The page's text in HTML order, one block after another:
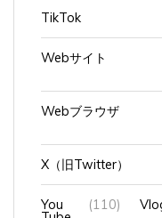
TikTok
Webサイト
Webブラウザ
X（旧Twitter）
You
Tube
(110) Vlog